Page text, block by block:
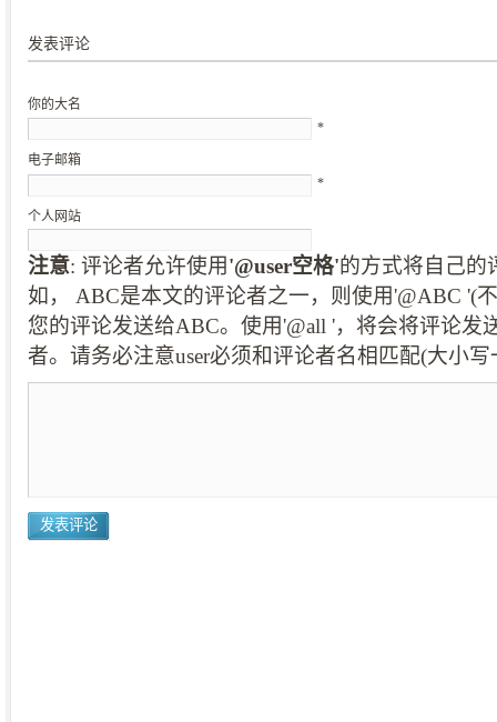
发表评论
你的大名
*
电子邮箱
*
个人网站
注意: 评论者允许使用'@user空格'的方式将自己的
如， ABC是本文的评论者之一，则使用'@ABC '(
您的评论发送给ABC。使用'@all '，将会将评论发
者。请务必注意user必须和评论者名相匹配(大小写